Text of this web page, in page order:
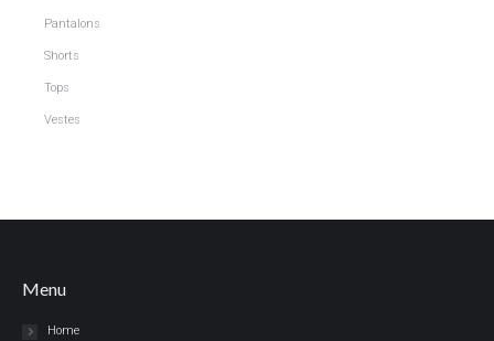
Pantalons
Shorts
Tops
Vestes
Menu
Home